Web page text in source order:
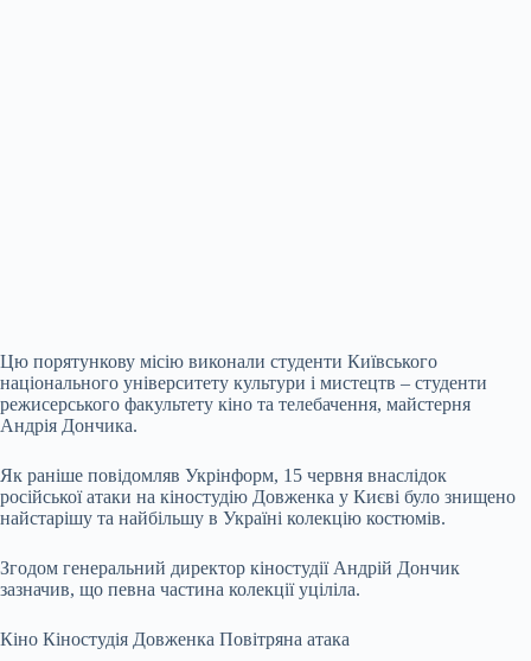
Цю порятункову місію виконали студенти Київського
національного університету культури і мистецтв – студенти
режисерського факультету кіно та телебачення, майстерня
Андрія Дончика.
Як раніше повідомляв Укрінформ, 15 червня внаслідок
російської атаки на кіностудію Довженка у Києві було знищено
найстарішу та найбільшу в Україні колекцію костюмів.
Згодом генеральний директор кіностудії Андрій Дончик
зазначив, що певна частина колекції уціліла.
Кіно Кіностудія Довженка Повітряна атака